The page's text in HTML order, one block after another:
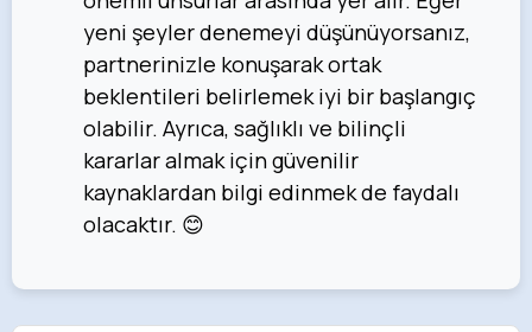
yeni şeyler denemeyi düşünüyorsanız,
partnerinizle konuşarak ortak
beklentileri belirlemek iyi bir başlangıç
olabilir. Ayrıca, sağlıklı ve bilinçli
kararlar almak için güvenilir
kaynaklardan bilgi edinmek de faydalı
olacaktır. 😊